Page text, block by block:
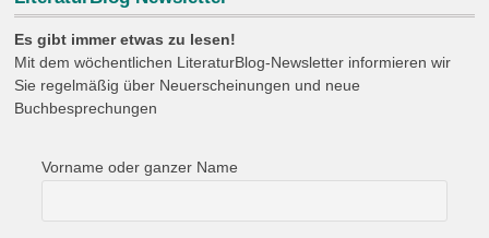
Es gibt immer etwas zu lesen!
Mit dem wöchentlichen LiteraturBlog-Newsletter informieren wir
Sie regelmäßig über Neuerscheinungen und neue
Buchbesprechungen
Vorname oder ganzer Name